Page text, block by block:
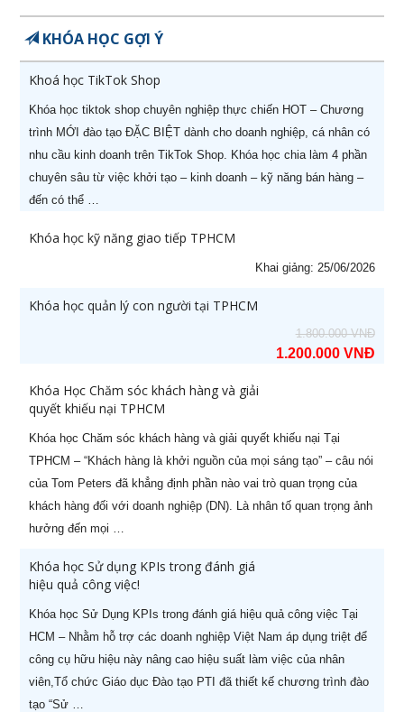
KHÓA HỌC GỢI Ý
Khoá học TikTok Shop
Khóa học tiktok shop chuyên nghiệp thực chiến HOT – Chương
trình MỚI đào tạo ĐẶC BIỆT dành cho doanh nghiệp, cá nhân có
nhu cầu kinh doanh trên TikTok Shop. Khóa học chia làm 4 phần
chuyên sâu từ việc khởi tạo – kinh doanh – kỹ năng bán hàng –
đến có thể …
Khóa học kỹ năng giao tiếp TPHCM
Khai giảng: 25/06/2026
Khóa học quản lý con người tại TPHCM
1.800.000 VNĐ
1.200.000 VNĐ
Khóa Học Chăm sóc khách hàng và giải
quyết khiếu nại TPHCM
Khóa học Chăm sóc khách hàng và giải quyết khiếu nại Tại
TPHCM – “Khách hàng là khởi nguồn của mọi sáng tạo” – câu nói
của Tom Peters đã khẳng định phần nào vai trò quan trọng của
khách hàng đối với doanh nghiệp (DN). Là nhân tố quan trọng ảnh
hưởng đến mọi …
Khóa học Sử dụng KPIs trong đánh giá
hiệu quả công việc!
Khóa học Sử Dụng KPIs trong đánh giá hiệu quả công việc Tại
HCM – Nhằm hỗ trợ các doanh nghiệp Việt Nam áp dụng triệt để
công cụ hữu hiệu này nâng cao hiệu suất làm việc của nhân
viên,Tổ chức Giáo dục Đào tạo PTI đã thiết kế chương trình đào
tạo “Sử …
HOT KHAI GIẢNG THÁNG 08
Ưu đãi lên tới 60% cho học viên đăng ký sớm
giảng
Khoá học Nâng cao năng lực
Hành chuyên nghiệp (-60%)
3
Khoá học CCO – Giám đốc Kinh
doanh chuyên nghiệp (-60%)
26/07/2026
Khoá học CFO – Giám đốc Tài
chính chuyên nghiệp
24/08/2026
nghiệp (-50%)
6
CPO - Giám đốc sản xuất
chuyên nghiệp (-50%)
22/08/2026
7
Khoá học Nghệ thuật thương
lượng & đàm phán (-50%)